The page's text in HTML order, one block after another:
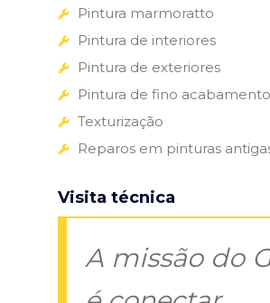
Pintura marmoratto
Pintura de interiores
Pintura de exteriores
Pintura de fino acabamento
Texturização
Reparos em pinturas
Visita técnica
A missão do